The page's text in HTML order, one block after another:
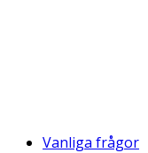
Vanliga frågor